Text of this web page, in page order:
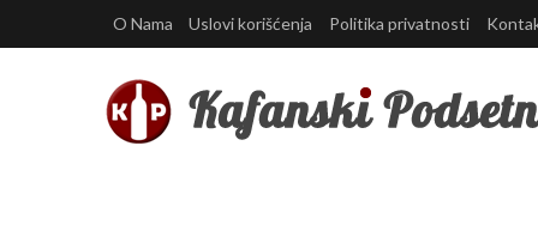
O Nama Uslovi korišćenja Politika privatnosti